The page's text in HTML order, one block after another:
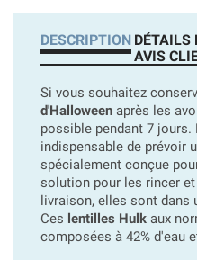
DESCRIPTION DÉTAILS
AVIS
Si vous souhaitez
d'Halloween après les
possible pendant 7 jours.
indispensable de prévoir
spécialement conçue
solution pour les rincer
livraison, elles sont dans
Ces lentilles Hulk aux
composées à 42% d'eau